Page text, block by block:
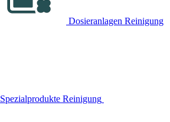
Dosieranlagen Reinigung
Spezialprodukte Reinigung